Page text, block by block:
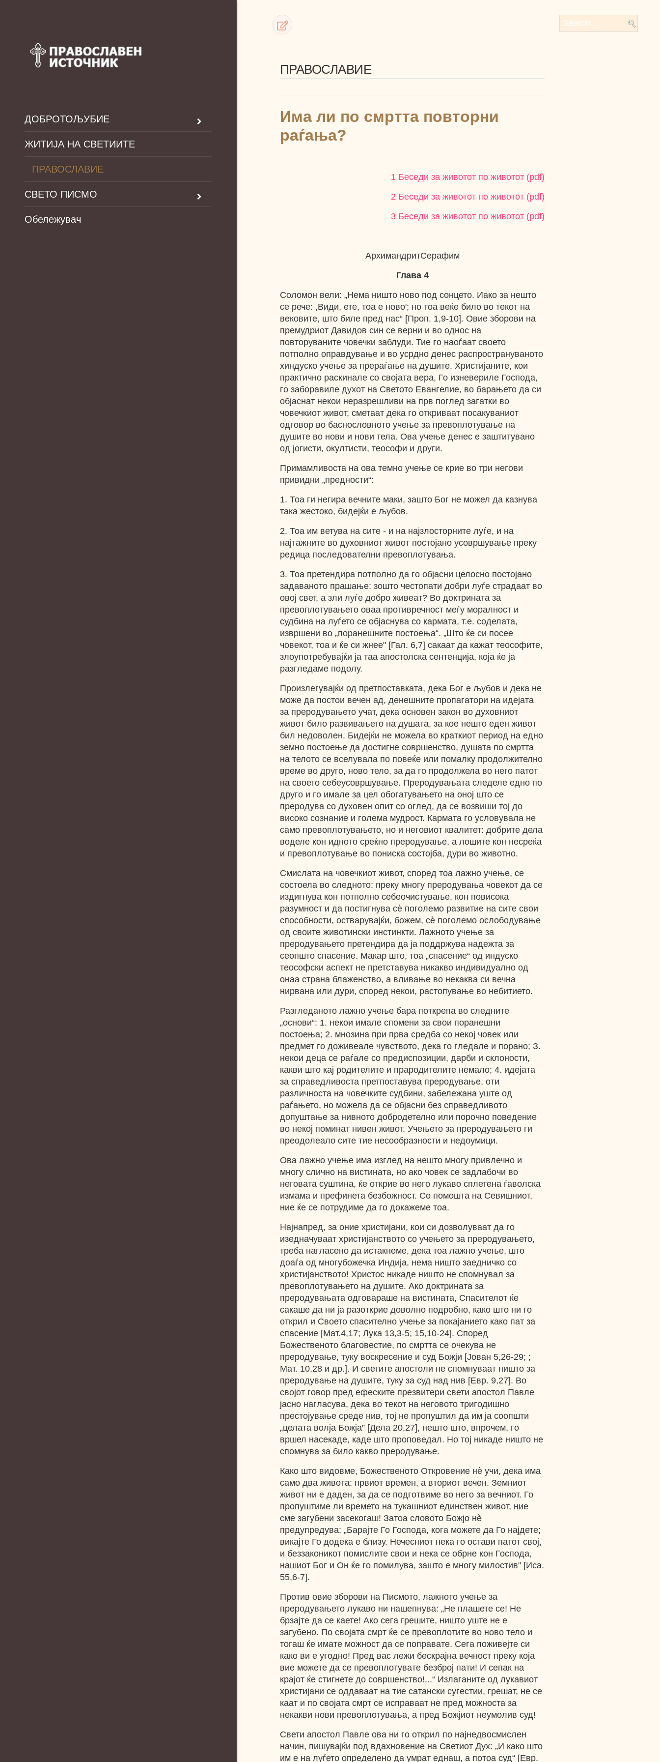
ДОБРОТОЉУБИЕ
ЖИТИЈА НА СВЕТИИТЕ
ПРАВОСЛАВИЕ
СВЕТО ПИСМО
Обележувач
ПРАВОСЛАВИЕ
Има ли по смртта повторни
раѓања?
1 Беседи за животот по животот (pdf)
2 Беседи за животот по животот (pdf)
3 Беседи за животот по животот (pdf)
АрхимандритСерафим
Глава 4
Соломон вели: „Нема ништо ново под сонцето. Иако за нешто
се рече: ,Види, ете, тоа е ново'; но тоа веќе било во текот на
вековите, што биле пред нас“ [Проп. 1,9-10]. Овие зборови на
премудриот Давидов син се верни и во однос на
повторуваните човечки заблуди. Тие го наоѓаат своето
потполно оправдување и во усрдно денес распространуваното
хиндуско учење за прераѓање на душите. Христијаните, кои
практично раскинале со својата вера, Го изневериле Господа,
го заборавиле духот на Светото Евангелие, во барањето да си
објаснат некои неразрешливи на прв поглед загатки во
човечкиот живот, сметаат дека го откриваат посакуваниот
одговор во баснословното учење за превоплотување на
душите во нови и нови тела. Ова учење денес е заштитувано
од јогисти, окултисти, теософи и други.
Примамливоста на ова темно учење се крие во три негови
привидни „предности“:
1. Тоа ги негира вечните маки, зашто Бог не можел да казнува
така жестоко, бидејќи е љубов.
2. Тоа им ветува на сите - и на најзлосторните луѓе, и на
најтажните во духовниот живот постојано усовршување преку
редица последователни превоплотувања.
3. Тоа претендира потполно да го објасни целосно постојано
задаваното прашање: зошто честопати добри луѓе страдаат во
овој свет, а зли луѓе добро живеат? Во доктрината за
превоплотувањето оваа противречност меѓу моралност и
судбина на луѓето се објаснува со кармата, т.е. соделата,
извршени во „поранешните постоења“. „Што ќе си посее
човекот, тоа и ќе си жнее" [Гал. 6,7] сакаат да кажат теософите,
злоупотребувајќи ја таа апостолска сентенција, која ќе ја
разгледаме подолу.
Произлегувајќи од претпоставката, дека Бог е љубов и дека не
може да постои вечен ад, денешните пропагатори на идејата
за преродувањето учат, дека основен закон во духовниот
живот било развивањето на душата, за кое нешто еден живот
бил недоволен. Бидејќи не можела во краткиот период на едно
земно постоење да достигне совршенство, душата по смртта
на телото се вселувала по повеќе или помалку продолжително
време во друго, ново тело, за да го продолжела во него патот
на своето себеусовршување. Преродувањата следеле едно по
друго и го имале за цел обогатувањето на оној што се
преродува со духовен опит со оглед, да се возвиши тој до
високо сознание и голема мудрост. Кармата го условувала не
само превоплотувањето, но и неговиот квалитет: добрите дела
воделе кон идното среќно преродување, а лошите кон несреќа
и превоплотување во пониска состојба, дури во животно.
Смислата на човечкиот живот, според тоа лажно учење, се
состоела во следното: преку многу преродувања човекот да се
издигнува кон потполно себеочистување, кон повисока
разумност и да постигнува сѐ поголемо развитие на сите свои
способности, остварувајќи, божем, сѐ поголемо ослободување
од своите животински инстинкти. Лажното учење за
преродувањето претендира да ја поддржува надежта за
сеопшто спасение. Макар што, тоа „спасение“ од индуско
теософски аспект не претставува никакво индивидуално од
онаа страна блаженство, а вливање во некаква си вечна
нирвана или дури, cпopeд некои, растопување во небитието.
Разгледаното лажно учење бара поткрепа во следните
„основи“: 1. некои имале спомени за свои поранешни
постоења; 2. мнозина при прва средба со некој човек или
предмет го доживеале чувството, дека го гледале и порано; З.
некои деца се раѓале со предиспозиции, дарби и склоности,
какви што кај родителите и прародителите немало; 4. идејата
за справедливоста претпоставува преродување, оти
различноста на човечките судбини, забележана уште од
раѓањето, но можела да се објасни без справедливото
допуштање за нивното добродетелно или порочно поведение
во некој поминат нивен живот. Учењето за преродувањето ги
преодолеало сите тие несообразности и недоумици.
Ова лажно учење има изглед на нешто многу привлечно и
многу слично на вистината, но ако човек се задлабочи во
неговата суштина, ќе открие во него лукаво сплетена ѓаволска
измама и префинета безбожност. Со помошта на Севишниот,
ние ќе се потрудиме да го докажеме тоа.
Најнапред, за оние христијани, кои си дозволуваат да го
изедначуваат христијанството со учењето за преродувањето,
треба нагласено да истакнеме, дека тоа лажно учење, што
доаѓа од многубожечка Индија, нема ништо заедничко со
христијанството! Христос никаде ништо не спомнувал за
превоплотувањето на душите. Ако доктрината за
преродувањата одговараше на вистината, Спасителот ќе
сакаше да ни ја разоткрие доволно подробно, како што ни го
открил и Своето спасително учење за покајанието како пат за
спасение [Мат.4,17; Лука 13,3-5; 15,10-24]. Според
Божественото благовестие, по смртта се очекува не
преродување, туку воскресение и суд Божји [Јован 5,26-29; ;
Мат. 10,28 и др.]. И светите апостоли не спомнуваат ништо за
преродување на душите, туку за суд над нив [Евр. 9,27]. Bo
својот говор пред ефеските презвитери свети апостол Павле
јасно нагласува, дека во текот на неговото тригодишно
престојување среде нив, тој не пропуштил да им ја соопшти
„целата волја Божја” [Дела 20,27], нешто што, впрочем, го
вршел насекаде, каде што проповедал. Но тој никаде ништо не
спомнува за било какво преродување.
Како што видовме, Божественото Откровение нѐ учи, дека има
само два живота: првиот времен, а вториот вечен. Земниот
живот ни е даден, за да се подготвиме во него за вечниот. Го
пропуштиме ли времето на тукашниот единствен живот, ние
сме загубени засекогаш! Затоа словото Божјо нѐ
предупредува: „Барајте Го Господа, кога можете да Го најдете;
викајте Го додека е близу. Нечесниот нека го остави патот свој,
и беззаконикот помислите свои и нека се обрне кон Господа,
нашиот Бог и Он ќе го помилува, зашто е многу милостив" [Иса.
55,6-7].
Против овие зборови на Писмото, лажното учење за
преродувањето лукаво ни нашепнува: „Не плашете се! Не
брзајте да се каете! Ако сега грешите, ништо уште не е
загубено. По својата смрт ќе се превоплотите во ново тело и
тогаш ќе имате можност да се поправате. Сега поживејте си
како ви е угодно! Пред вас лежи бескрајна вечност преку која
вие можете да се превоплотувате безброј пати! И сепак на
крајот ќе стигнете до совршенство!...“ Излаганите од лукавиот
христијани се оддаваат на тие сатански сугестии, грешат, не се
каат и по својата смрт се исправаат не пред можноста за
некакви нови превоплотувања, а пред Божјиот неумолив суд!
Свети апостол Павле ова ни го открил по најнедвосмислен
начин, пишувајќи под вдахновение на Светиот Дух: „И како што
им е на луѓето определено да умрат еднаш, а потоа суд“ [Евр.